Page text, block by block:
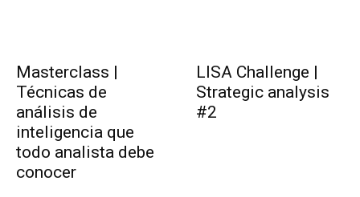
Masterclass |
Técnicas de
análisis de
inteligencia que
todo analista debe
conocer
LISA Challenge |
Strategic analysis
#2